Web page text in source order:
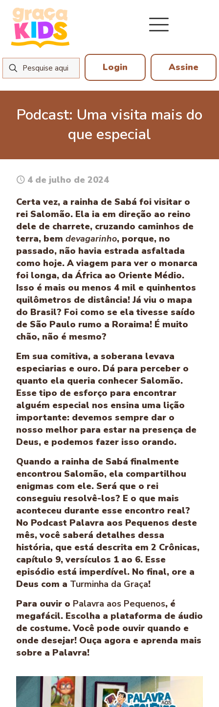
Login Assine
Podcast: Uma visita mais do
que especial
4 de julho de 2024
Certa vez, a rainha de Sabá foi visitar o
rei Salomão. Ela ia em direção ao reino
dele de charrete, cruzando caminhos de
terra, bem devagarinho, porque, no
passado, não havia estrada asfaltada
como hoje. A viagem para ver o monarca
foi longa, da África ao Oriente Médio.
Isso é mais ou menos 4 mil e quinhentos
quilômetros de distância! Já viu o mapa
do Brasil? Foi como se ela t­ivesse saído
de São Paulo rumo a Roraima! É muito
chão, não é mesmo?
Em sua comit­iva, a soberana levava
especiarias e ouro. Dá para perceber o
quanto ela queria conhecer Salomão.
Esse t­ipo de esforço para encontrar
alguém especial nos ensina uma lição
importante: devemos sempre dar o
nosso melhor para estar na presença de
Deus, e podemos fazer isso orando.
Quando a rainha de Sabá finalmente
encontrou Salomão, ela compart­ilhou
enigmas com ele. Será que o rei
conseguiu resolvê-los? E o que mais
aconteceu durante esse encontro real?
No Podcast Palavra aos Pequenos deste
mês, você saberá detalhes dessa
história, que está descrita em 2 Crônicas,
capítulo 9, versículos 1 ao 6. Esse
episódio está imperdível. No final, ore a
Deus com a Turminha da Graça!
Para ouvir o Palavra aos Pequenos, é
megafácil. Escolha a plataforma de áudio
de costume. Você pode ouvir quando e
onde desejar! Ouça agora e aprenda mais
sobre a Palavra!